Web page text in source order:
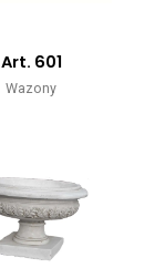
Art. 601
Wazony